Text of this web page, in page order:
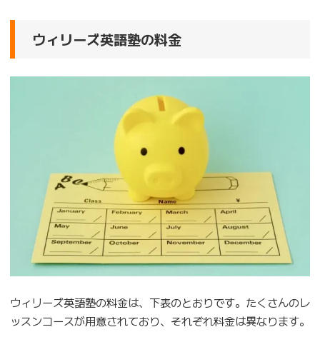
ウィリーズ英語塾の料金
ウィリーズ英語塾の料金は、下表のとおりです。たくさんのレ
ッスンコースが用意されており、それぞれ料金は異なります。